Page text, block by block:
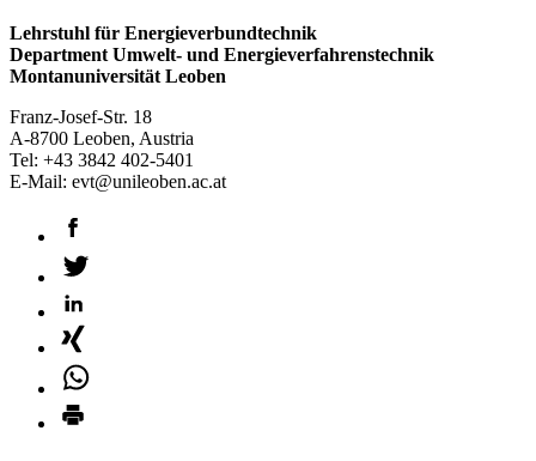
Lehrstuhl für Energieverbundtechnik
Department Umwelt- und Energieverfahrenstechnik
Montanuniversität Leoben
Franz-Josef-Str. 18
A-8700 Leoben, Austria
Tel: +43 3842 402-5401
E-Mail: evt@unileoben.ac.at